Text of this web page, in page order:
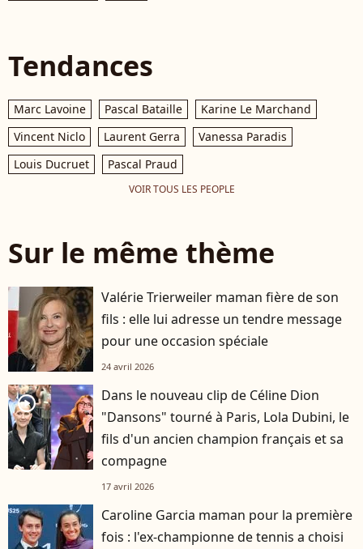
Tendances
Marc Lavoine Pascal Bataille
Karine Le Marchand
Vincent Niclo
Laurent Gerra
Vanessa Paradis
Louis Ducruet
Pascal Praud
VOIR TOUS LES PEOPLE
Sur le même thème
Valérie Trierweiler maman fière de son
fils : elle lui adresse un tendre message
pour une occasion spéciale
24 avril 2026
player2
Dans le nouveau clip de Céline Dion
"Dansons" tourné à Paris, Lola Dubini, le
fils d'un ancien champion français et sa
compagne
17 avril 2026
Caroline Garcia maman pour la première
fois : l'ex-championne de tennis a choisi